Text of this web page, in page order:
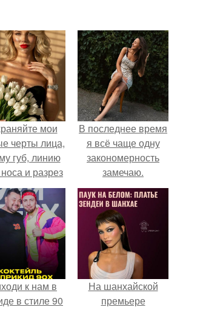
мои
черты лица,
губ, линию
и разрез
глаз.
В последнее время
я всё чаще одну
закономерность
замечаю.
к нам в
в стиле 90
На шанхайской
премьере